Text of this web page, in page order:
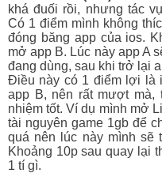
khá đuối rồi, nhưng tác
Có 1 điểm mình không
đóng băng app của ios.
mở app B. Lúc này app A
đang dùng, sau khi trở lại
Điều này có 1 điểm lợi là
app B, nên rất mượt mà,
nhiệm tốt. Ví dụ mình mở
tài nguyên game 1gb để
quá nên lúc này mình sẽ
Khoảng 10p sau quay lại
1 tí gì.